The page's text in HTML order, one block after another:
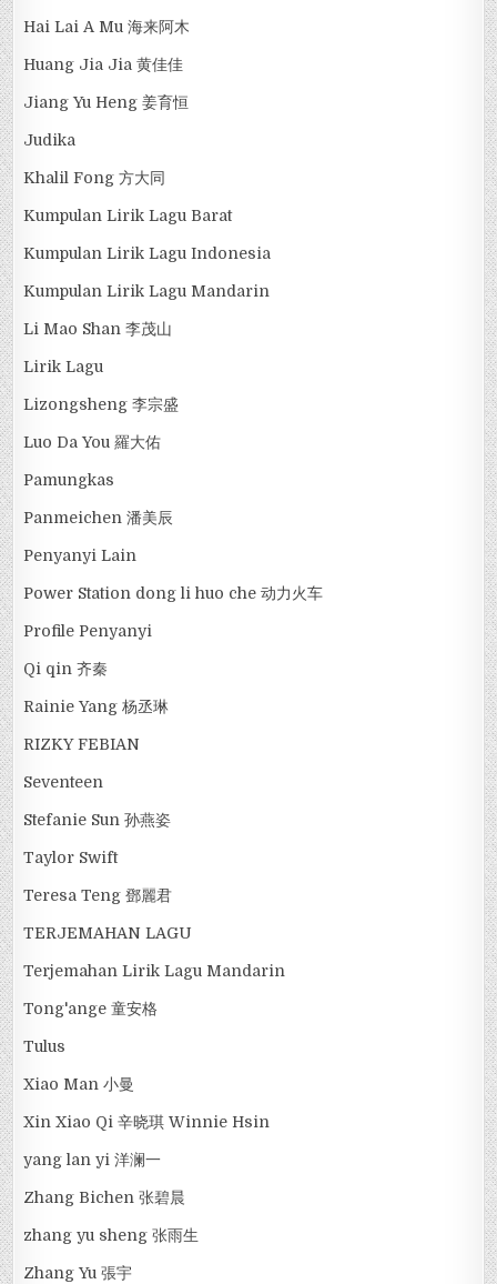
Hai Lai A Mu 海来阿木
Huang Jia Jia 黄佳佳
Jiang Yu Heng 姜育恒
Judika
Khalil Fong 方大同
Kumpulan Lirik Lagu Barat
Kumpulan Lirik Lagu Indonesia
Kumpulan Lirik Lagu Mandarin
Li Mao Shan 李茂山
Lirik Lagu
Lizongsheng 李宗盛
Luo Da You 羅大佑
Pamungkas
Panmeichen 潘美辰
Penyanyi Lain
Power Station dong li huo che 动力火车
Profile Penyanyi
Qi qin 齐秦
Rainie Yang 杨丞琳
RIZKY FEBIAN
Seventeen
Stefanie Sun 孙燕姿
Taylor Swift
Teresa Teng 鄧麗君
TERJEMAHAN LAGU
Terjemahan Lirik Lagu Mandarin
Tong'ange 童安格
Tulus
Xiao Man 小曼
Xin Xiao Qi 辛晓琪 Winnie Hsin
yang lan yi 洋澜一
Zhang Bichen 张碧晨
zhang yu sheng 张雨生
Zhang Yu 張宇